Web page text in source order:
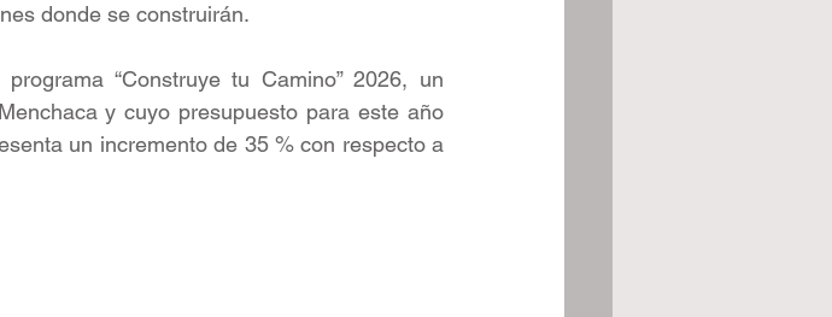
donde se construirán.
“Construye tu Camino” 2026, un
y cuyo presupuesto para este año
un incremento de 35 % con respecto a